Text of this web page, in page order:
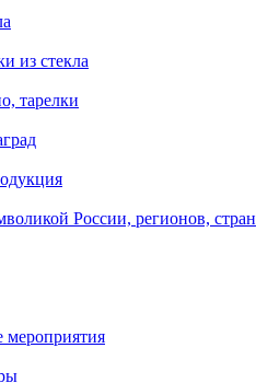
из стекла
тарелки
России, регионов, стран
мероприятия